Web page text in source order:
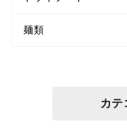
麺類
カテ